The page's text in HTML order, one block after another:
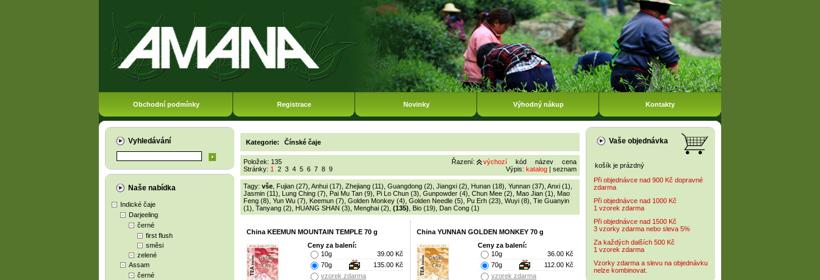
Obchodní podmínky Registrace Novinky Výhodný nákup Kontakty
Vyhledávání
Naše nabídka
Indické čaje
Darjeeling
černé
first flush
směsi
zelené
Assam
černé
Kategorie: Čínské čaje
Řazení: výchozí kód název
cena
Výpis: katalog | seznam
Položek: 135
Stránky: 1 2 3 4 5 6 7 8 9
Tagy: vše Fujian (27) Anhui (17) Zhejiang (11) Guangdong (2) Jiangxi (2) Hunan (18) Yunnan (37) Anxi (1)
Jasmin (11)
Lung Ching (7) Pai Mu Tan (9) Pi Lo Chun (3) Gunpowder (4) Chun Mee (2) Mao Jian (1)
Mao
Feng (8) Yun Wu (7) Keemun (7) Golden Monkey (4) Golden Needle (5) Pu Erh (23) Wuyi (8) Tie Guanyin
(1) Tanyang (2) HUANG SHAN (3) Menghai (2) (135) Bio (19) Dan Cong (1)
China KEEMUN MOUNTAIN TEMPLE 70 g
Ceny za balení:
10g
39.00 Kč
70g
135.00 Kč
vzorek zdarma
China YUNNAN GOLDEN MONKEY 70 g
Ceny za balení:
10g
36.00 Kč
70g
112.00 Kč
vzorek zdarma
Vaše objednávka
košík je prázdný
Při objednávce nad 900 Kč dopravné
zdarma
Při objednávce nad 1000 Kč
1 vzorek zdarma
Při objednávce nad 1500 Kč
3 vzorky zdarma nebo sleva 5%
Za každých dalších 500 Kč
1 vzorek zdarma
Vzorky zdarma a slevu na objednávku
nelze kombinovat.